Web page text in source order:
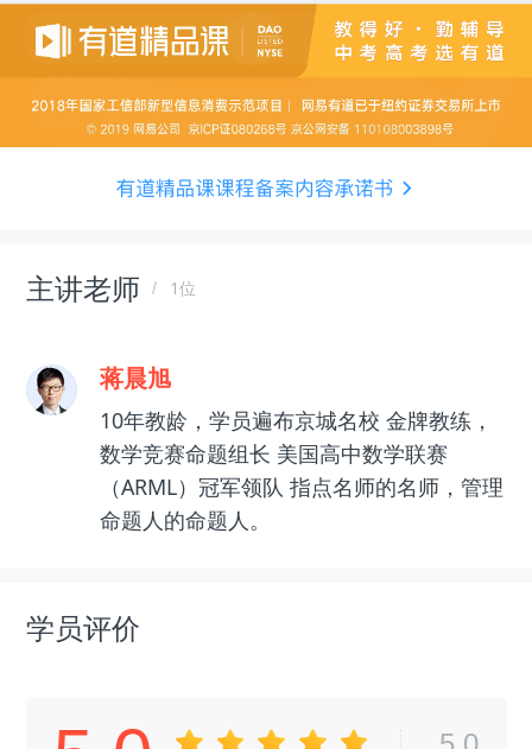
主讲老师 1位
蒋晨旭
10年教龄，学员遍布京城名校 金牌教练，
数学竞赛命题组长 美国高中数学联赛
（ARML）冠军领队 指点名师的名师，管理
命题人的命题人。
学员评价